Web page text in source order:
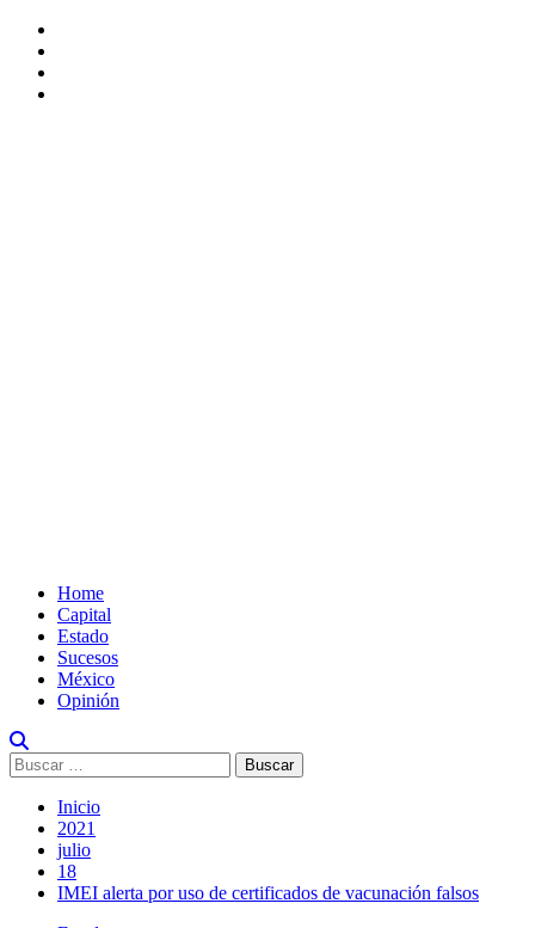
Home
Capital
Estado
Sucesos
México
Opinión
Inicio
2021
julio
18
IMEI alerta por uso de certificados de vacunación falsos